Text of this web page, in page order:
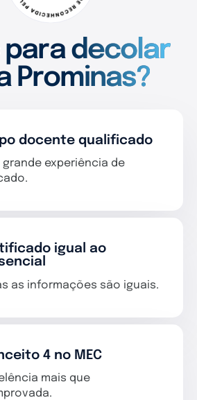
para decolar
Prominas?
docente qualificado
grande experiência de
igual ao
as informações são iguais.
4 no MEC
mais que